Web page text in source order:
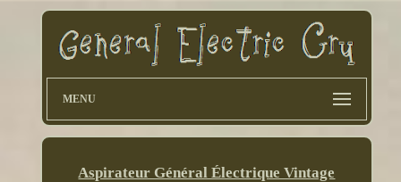
MENU
Aspirateur Général Électrique Vintage